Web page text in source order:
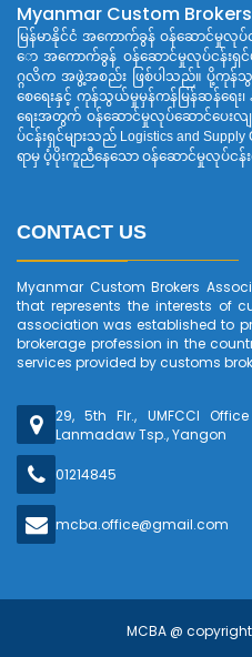
Myanmar Custom
မြန်မာနိုင်ငံ အကောက်ခွန် ဝန်ဆောင်မှု
ော အကောက်ခွန် ဝန်ဆောင်မှုလုပ်ငန်းရှင်
ဂ္ဂလိက အဖွဲ့အစည်း ဖြစ်ပါသည်။ ပို့ကုန်သွင်
စေရေးနှင့် ကုန်သွယ်မှုမှန်ကန်မြန်ဆန်ရေး
ရေးအတွက် ဝန်ဆောင်မှုလုပ်ဆောင်ပေး
ပ်ငန်းရှင်များသည် Logistics and
ရာမှ ပံ့ပိုးကူညီနေသော ဝန်ဆောင်မှုလုပ်ငန်
CONTACT US
Myanmar Custom Brokers
that represents the interests of
association was established to
brokerage profession in the
services provided by customs
29, 5th Flr., UMFCCI
Lanmadaw Tsp., Yangon
01214845
mcba.office@gmail.com
MCBA @